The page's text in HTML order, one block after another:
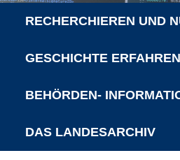
RECHERCHIEREN UND
GESCHICHTE ERFAHREN
BEHÖRDEN-
DAS LANDESARCHIV